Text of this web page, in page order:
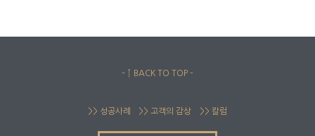
– ↑ BACK TO TOP –
>> 성공사례 >> 고객의 감상 >> 칼럼